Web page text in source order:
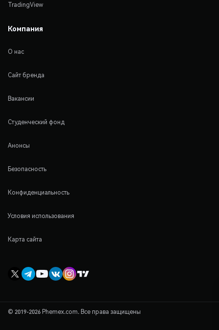
TradingView
Компания
О нас
Сайт бренда
Вакансии
Студенческий фонд
Анонсы
Безопасность
Конфиденциальность
Условия использования
Карта сайта
© 2019-2026 Phemex.com. Все права защищены